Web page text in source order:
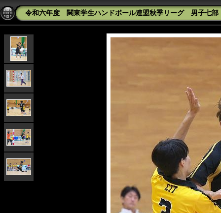
令和六年度 関東学生ハンドボール連盟秋季リーグ 男子七